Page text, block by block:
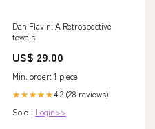
Dan Flavin: A Retrospective
towels
US$ 29.00
Min. order: 1 piece
★★★★★4.2 (28 reviews)
Sold : Login>>